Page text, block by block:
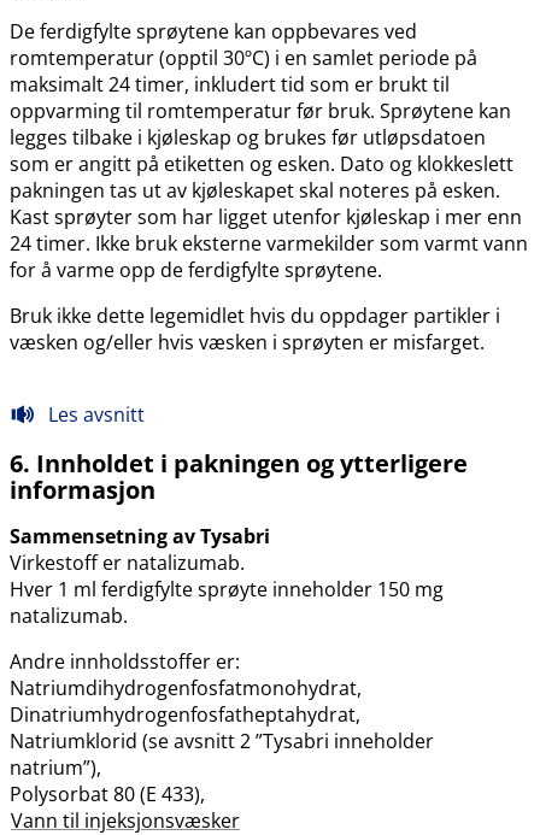
De ferdigfylte sprøytene kan oppbevares ved
romtemperatur (opptil 30ºC) i en samlet periode på
maksimalt 24 timer, inkludert tid som er brukt til
oppvarming til romtemperatur før bruk. Sprøytene kan
legges tilbake i kjøleskap og brukes før utløpsdatoen
som er angitt på etiketten og esken. Dato og klokkeslett
pakningen tas ut av kjøleskapet skal noteres på esken.
Kast sprøyter som har ligget utenfor kjøleskap i mer enn
24 timer. Ikke bruk eksterne varmekilder som varmt vann
for å varme opp de ferdigfylte sprøytene.
Bruk ikke dette legemidlet hvis du oppdager partikler i
væsken og​/​eller hvis væsken i sprøyten er misfarget.
Les avsnitt
6. Innholdet i pakningen og ytterligere
informasjon
Sammensetning av Tysabri
Virkestoff er natalizumab.
Hver 1 ml ferdigfylte sprøyte inneholder 150 mg
natalizumab.
Andre innholdsstoffer er:
Natriumdihydrogenfosfatmonohydrat,
Dinatriumhydrogenfosfatheptahydrat,
Natriumklorid (se avsnitt 2 ”Tysabri inneholder
natrium”),
Polysorbat 80 (E 433),
Vann til injeksjonsvæsker